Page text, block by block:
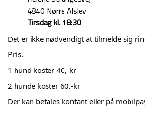
4840 Nørre Alslev
Tirsdag kl. 18:30
Det er ikke nødvendigt at tilmelde sig
Pris.
1 hund koster 40,-kr
2 hunde koster 60,-kr
Der kan betales kontant eller på